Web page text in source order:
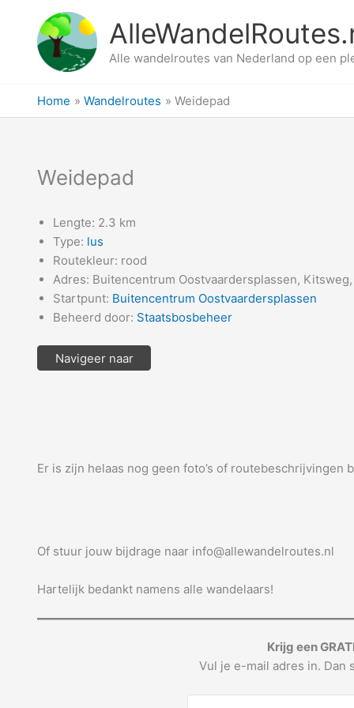
Alle wandelroutes van Nederland op een
Home Wandelroutes Weidepad
Weidepad
Lengte: 2.3 km
Type: lus
Routekleur: rood
Adres: Buitencentrum Oostvaardersplassen,
Startpunt: Buitencentrum Oostvaardersplassen
Beheerd door: Staatsbosbeheer
Navigeer naar
Er is zijn helaas nog geen foto’s of
Of stuur jouw bijdrage naar info@allewandelroutes.nl
Hartelijk bedankt namens alle wandelaars!
Krijg een
Vul je e-mail adres in. Dan